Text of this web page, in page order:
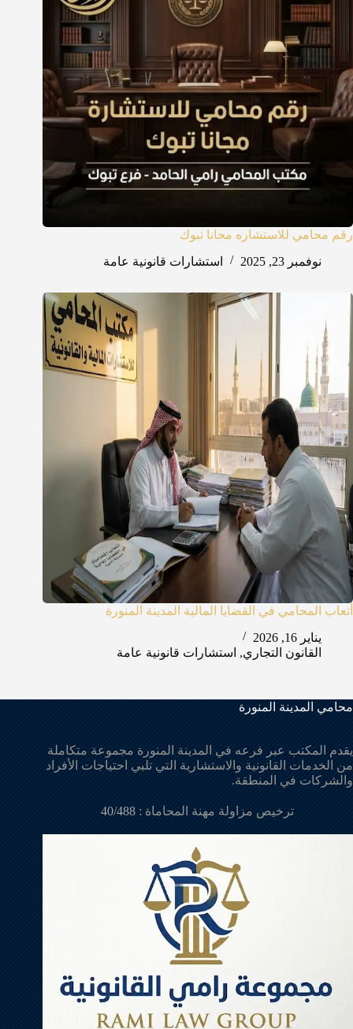
رقم محامي للاستشاره مجانا تبوك
نوفمبر 23, 2025
استشارات قانونية عامة
أتعاب المحامي في القضايا المالية المدينة المنورة
يناير 16, 2026
القانون التجاري, استشارات قانونية عامة
محامي المدينة المنورة
يقدم المكتب عبر فرعه في المدينة المنورة مجموعة متكاملة
من الخدمات القانونية والاستشارية التي تلبي احتياجات الأفراد
والشركات في المنطقة.
ترخيص مزاولة مهنة المحاماة :40/488